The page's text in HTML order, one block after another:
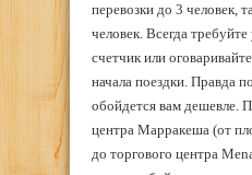
перевозки до 3 человек,
человек. Всегда
счетчик или
начала поездки. Правда
обойдется вам дешевле.
центра Марракеша (от
до торгового центра